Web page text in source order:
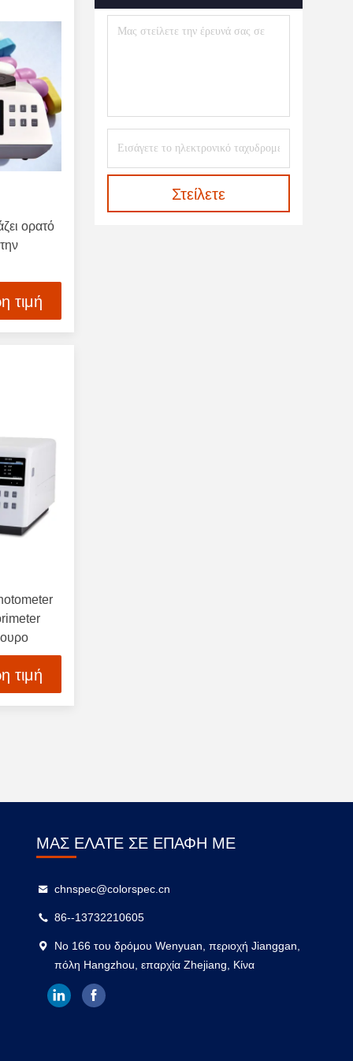
ορατό
τιμή
τιμή
Συστήματα Απεικόνισης(3)
Φασματογράφος ΥΧΕ(1)
Spectrophotometer Εξαρτήματα
Στείλετε
ΜΑΣ ΕΛΆΤΕ ΣΕ ΕΠΑΦΉ ΜΕ
chnspec@colorspec.cn
86--13732210605
Νο 166 του δρόμου Wenyuan, περιοχή Jianggan,
πόλη Hangzhou, επαρχία Zhejiang, Κίνα